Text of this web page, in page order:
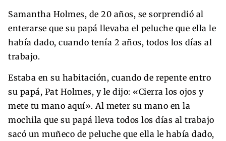
Samantha Holmes, de 20 años, se sorprendió al
enterarse que su papá llevaba el peluche que ella le
había dado, cuando tenía 2 años, todos los días al
trabajo.
Estaba en su habitación, cuando de repente entro
su papá, Pat Holmes, y le dijo: «Cierra los ojos y
mete tu mano aquí». Al meter su mano en la
mochila que su papá lleva todos los días al trabajo
sacó un muñeco de peluche que ella le había dado,